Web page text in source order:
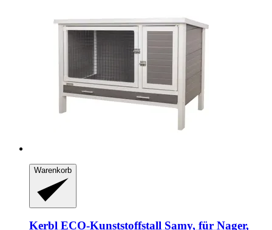
Warenkorb
Kerbl ECO-​Kunststoffstall Samy, für Nager,